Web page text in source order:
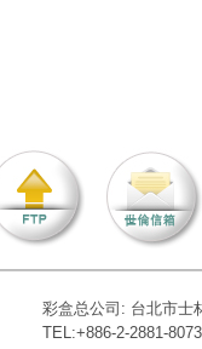
彩盒总公司: 台北市士
TEL:+886-2-2881-